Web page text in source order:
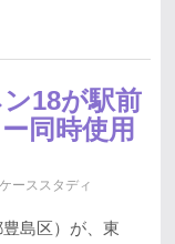
18が駅前
同時使用
ケーススタディ
島区）が、東